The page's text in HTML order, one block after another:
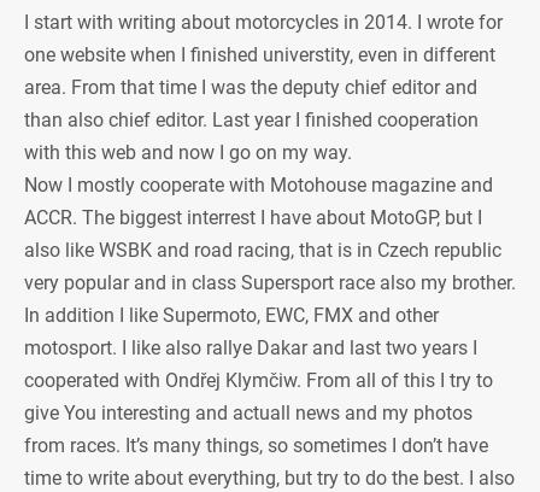
I start with writing about motorcycles in 2014. I wrote for
one website when I finished universtity, even in different
area. From that time I was the deputy chief editor and
than also chief editor. Last year I finished cooperation
with this web and now I go on my way.
Now I mostly cooperate with Motohouse magazine and
ACCR. The biggest interrest I have about MotoGP, but I
also like WSBK and road racing, that is in Czech republic
very popular and in class Supersport race also my brother.
In addition I like Supermoto, EWC, FMX and other
motosport. I like also rallye Dakar and last two years I
cooperated with Ondřej Klymčiw. From all of this I try to
give You interesting and actuall news and my photos
from races. It’s many things, so sometimes I don’t have
time to write about everything, but try to do the best. I also